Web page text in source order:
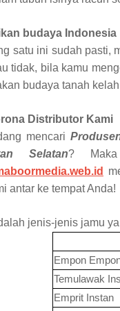
budaya Indonesia
satu ini sudah pasti,
tidak, bila kamu
budaya tanah
Distributor Kami
mencari
Selatan?
antar ke tempat Anda!
jenis-jenis jamu
Empon
Temulawak
Emprit Instan